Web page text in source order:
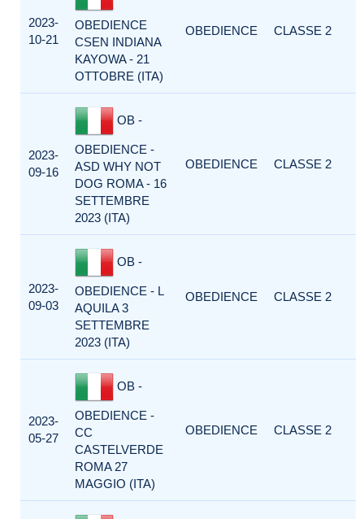
2023-
10-21
OBEDIENCE
CSEN INDIANA
KAYOWA - 21
OTTOBRE (ITA)
OBEDIENCE CLASSE 2
2023-
09-16
OB -
OBEDIENCE -
ASD WHY NOT
DOG ROMA - 16
SETTEMBRE
2023 (ITA)
OBEDIENCE CLASSE 2
2023-
09-03
OB -
OBEDIENCE - L
AQUILA 3
SETTEMBRE
2023 (ITA)
OBEDIENCE CLASSE 2
2023-
05-27
OB -
OBEDIENCE -
CC
CASTELVERDE
ROMA 27
MAGGIO (ITA)
OBEDIENCE CLASSE 2